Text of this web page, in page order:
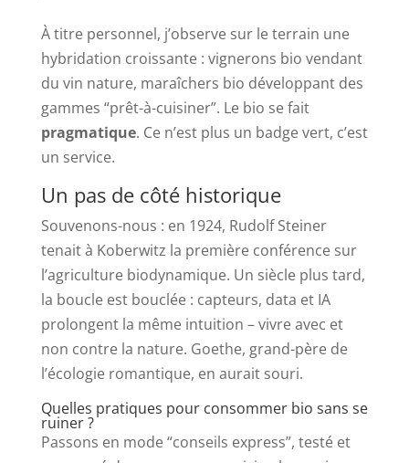
À titre personnel, j’observe sur le terrain une
hybridation croissante : vignerons bio vendant
du vin nature, maraîchers bio développant des
gammes “prêt-à-cuisiner”. Le bio se fait
pragmatique. Ce n’est plus un badge vert, c’est
un service.
Un pas de côté historique
Souvenons-nous : en 1924, Rudolf Steiner
tenait à Koberwitz la première conférence sur
l’agriculture biodynamique. Un siècle plus tard,
la boucle est bouclée : capteurs, data et IA
prolongent la même intuition – vivre avec et
non contre la nature. Goethe, grand-père de
l’écologie romantique, en aurait souri.
Quelles pratiques pour consommer bio sans se
ruiner ?
Passons en mode “conseils express”, testé et